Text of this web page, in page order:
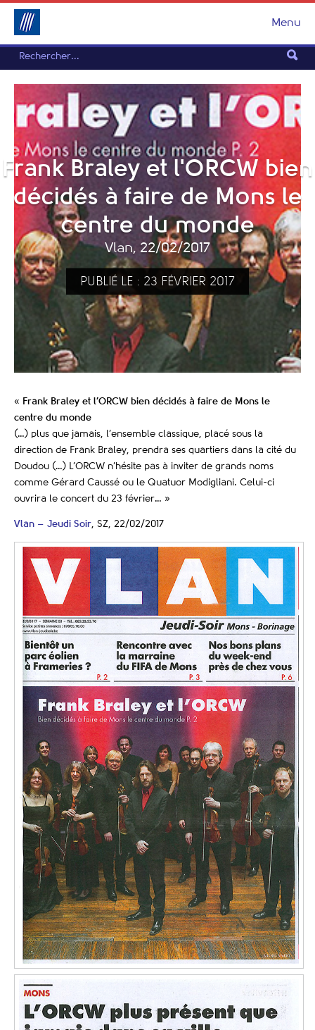
Menu
Frank Braley et l'ORCW bien
décidés à faire de Mons le
centre du monde
Vlan, 22/02/2017
PUBLIÉ LE : 23 FÉVRIER 2017
« Frank Braley et l’ORCW bien décidés à faire de Mons le
centre du monde
(…) plus que jamais, l’ensemble classique, placé sous la
direction de Frank Braley, prendra ses quartiers dans la cité du
Doudou (…) L’ORCW n’hésite pas à inviter de grands noms
comme Gérard Caussé ou le Quatuor Modigliani. Celui-ci
ouvrira le concert du 23 février… »
Vlan – Jeudi Soir, SZ, 22/02/2017